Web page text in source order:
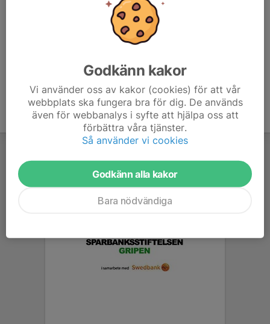
Godkänn kakor
Vi använder oss av kakor (cookies) för att vår
webbplats ska fungera bra för dig. De används
även för webbanalys i syfte att hjälpa oss att
förbättra våra tjänster.
Så använder vi cookies
Godkänn alla kakor
Bara nödvändiga